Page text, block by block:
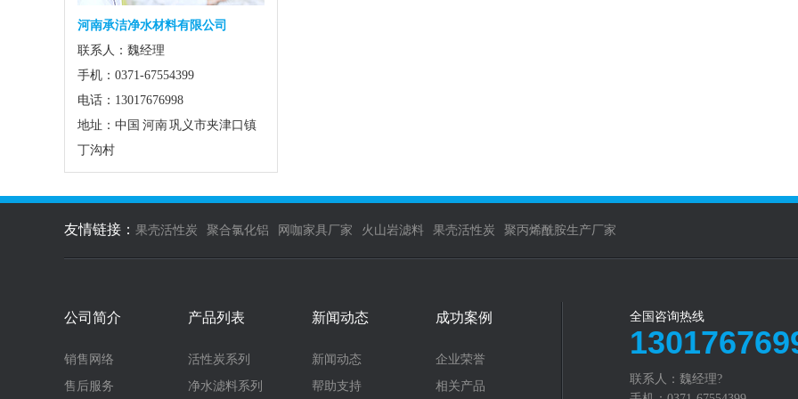
河南承洁净水材料有限公司
联系人：魏经理
手机：0371-67554399
电话：13017676998
地址：中国 河南 巩义市夹津口镇
丁沟村
友情链接： 果壳活性炭 聚合氯化铝 网咖家具厂家 火山岩滤料 果壳活性炭 聚丙烯酰胺生产厂家
公司简介
销售网络
售后服务
产品列表
活性炭系列
净水滤料系列
新闻动态
新闻动态
帮助支持
成功案例
企业荣誉
相关产品
全国咨询热线
联系人：魏经理?